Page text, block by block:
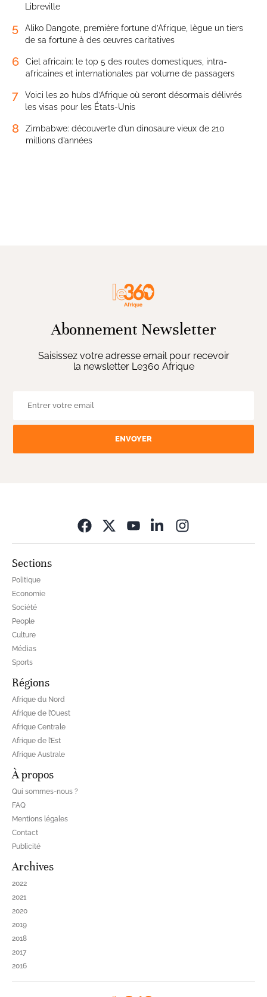
Libreville
5
Aliko Dangote, première fortune d’Afrique, lègue un tiers
de sa fortune à des œuvres caritatives
6
Ciel africain: le top 5 des routes domestiques, intra-
africaines et internationales par volume de passagers
7
Voici les 20 hubs d’Afrique où seront désormais délivrés
les visas pour les États-Unis
8
Zimbabwe: découverte d’un dinosaure vieux de 210
millions d’années
Abonnement Newsletter
Saisissez votre adresse email pour recevoir
la newsletter Le360 Afrique
ENVOYER
Sections
Politique
Economie
Société
People
Culture
Médias
Sports
Régions
Afrique du Nord
Afrique de l’Ouest
Afrique Centrale
Afrique de l’Est
Afrique Australe
À propos
Qui sommes-nous ?
FAQ
Mentions légales
Contact
Publicité
Archives
2022
2021
2020
2019
2018
2017
2016